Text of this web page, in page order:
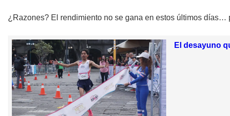
¿Razones? El rendimiento no se gana en estos últimos días…
El desayuno